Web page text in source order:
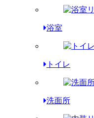
浴室
トイレ
洗面所